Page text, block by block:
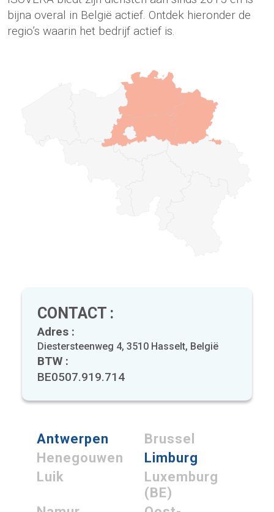
bijna overal in België actief. Ontdek hieronder de
regio’s waarin het bedrijf actief is.
CONTACT :
Adres :
Diestersteenweg 4, 3510 Hasselt, België
BTW :
BE0507.919.714
Antwerpen
Brussel
Henegouwen
Limburg
Luik
Luxemburg
(BE)